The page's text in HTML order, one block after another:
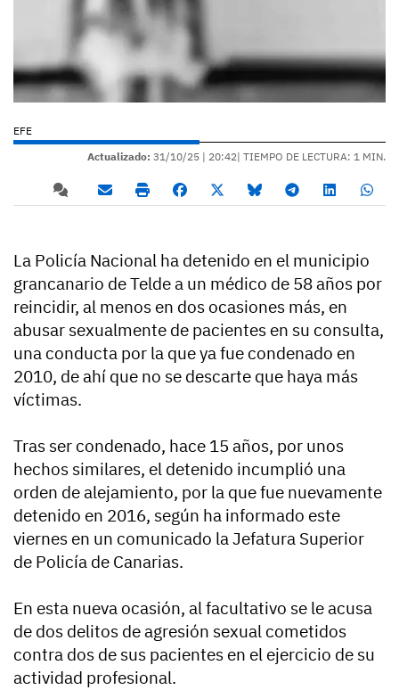
EFE
Actualizado: 31/10/25 | 20:42| TIEMPO DE LECTURA: 1 MIN.
La Policía Nacional ha detenido en el municipio
grancanario de Telde a un médico de 58 años por
reincidir, al menos en dos ocasiones más, en
abusar sexualmente de pacientes en su consulta,
una conducta por la que ya fue condenado en
2010, de ahí que no se descarte que haya más
víctimas.
Tras ser condenado, hace 15 años, por unos
hechos similares, el detenido incumplió una
orden de alejamiento, por la que fue nuevamente
detenido en 2016, según ha informado este
viernes en un comunicado la Jefatura Superior
de Policía de Canarias.
En esta nueva ocasión, al facultativo se le acusa
de dos delitos de agresión sexual cometidos
contra dos de sus pacientes en el ejercicio de su
actividad profesional.